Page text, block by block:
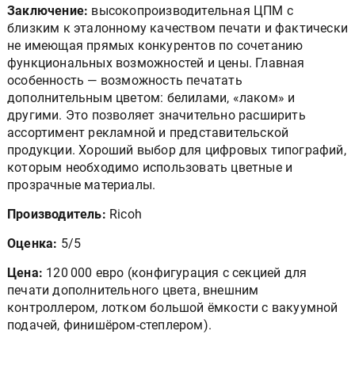
Заключение: высокопроизводительная ЦПМ с
близким к эталонному качеством печати и фактически
не имеющая прямых конкурентов по сочетанию
функциональных возможностей и цены. Главная
особенность — возможность печатать
дополнительным цветом: белилами, «лаком» и
другими. Это позволяет значительно расширить
ассортимент рекламной и представительской
продукции. Хороший выбор для цифровых типографий,
которым необходимо использовать цветные и
прозрачные материалы.
Производитель: Ricoh
Оценка: 5/5
Цена: 120 000 евро (конфигурация с секцией для
печати дополнительного цвета, внешним
контроллером, лотком большой ёмкости с вакуумной
подачей, финишёром-степлером).